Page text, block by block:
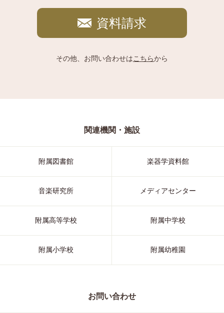
資料請求
その他、お問い合わせはこちらから
関連機関・施設
附属図書館 楽器学資料館
音楽研究所 メディアセンター
附属高等学校 附属中学校
附属小学校 附属幼稚園
お問い合わせ